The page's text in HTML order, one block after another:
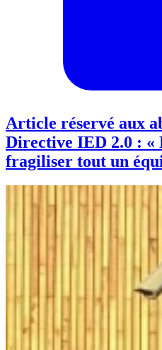
Article réservé aux
Directive IED 2.0 : «
fragiliser tout un